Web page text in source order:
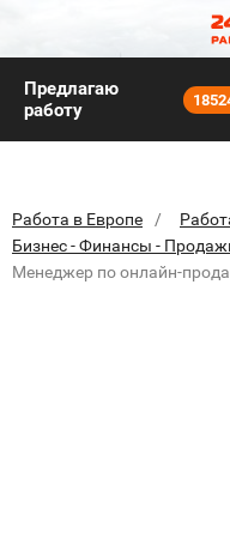
Предлагаю
работу
Работа в Европе
Бизнес - Финансы -
Менеджер по онлайн-